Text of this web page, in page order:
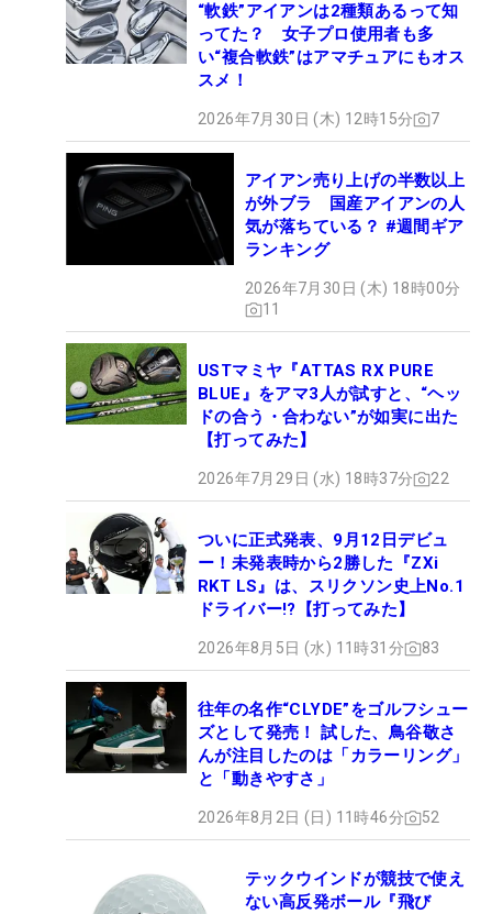
“軟鉄”アイアンは2種類あるって知
ってた？ 女子プロ使用者も多
い“複合軟鉄”はアマチュアにもオス
スメ！
2026年7月30日 (木) 12時15分 7
アイアン売り上げの半数以上
が外ブラ 国産アイアンの人
気が落ちている？ #週間ギア
ランキング
2026年7月30日 (木) 18時00分
11
USTマミヤ『ATTAS RX PURE
BLUE』をアマ3人が試すと、“ヘッ
ドの合う・合わない”が如実に出た
【打ってみた】
2026年7月29日 (水) 18時37分 22
ついに正式発表、9月12日デビュ
ー！未発表時から2勝した『ZXi
RKT LS』は、スリクソン史上No.1
ドライバー!?【打ってみた】
2026年8月5日 (水) 11時31分 83
往年の名作“CLYDE”をゴルフシュー
ズとして発売！ 試した、鳥谷敬さ
んが注目したのは「カラーリング」
と「動きやすさ」
2026年8月2日 (日) 11時46分 52
テックウインドが競技で使え
ない高反発ボール『飛び